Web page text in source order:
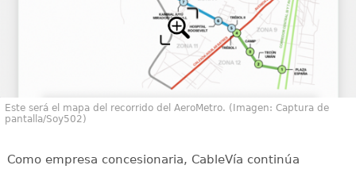
Este será el mapa del recorrido del AeroMetro. (Imagen: Captura de
pantalla/Soy502)
Como empresa concesionaria, CableVía continúa